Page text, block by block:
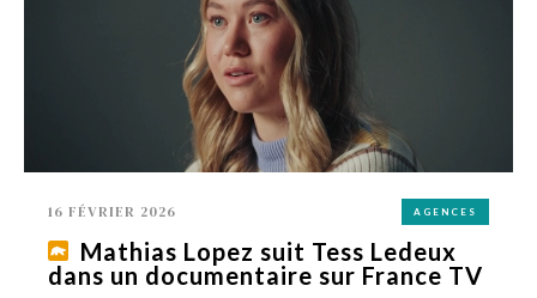
16 FÉVRIER 2026 AGENCES
Mathias Lopez suit Tess Ledeux
dans un documentaire sur France TV